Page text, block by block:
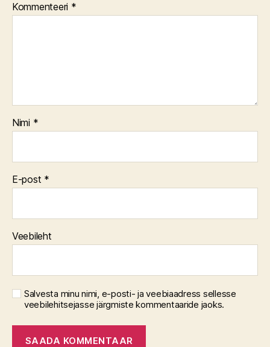
Kommenteeri *
Nimi *
E-post *
Veebileht
Salvesta minu nimi, e-posti- ja veebiaadress sellesse
veebilehitsejasse järgmiste kommentaaride jaoks.